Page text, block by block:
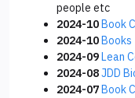
people etc
2024-10Book
2024-10Books
2024-09Lean
2024-08JDD
2024-07Book